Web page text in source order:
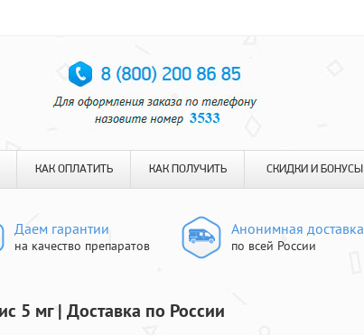
КАК ОПЛАТИТЬ КАК ПОЛУЧИТЬ СКИДКИ И БОНУСЫ
Даем гарантии
на качество препаратов
Анонимная доставка
по всей России
5 мг | Доставка по России